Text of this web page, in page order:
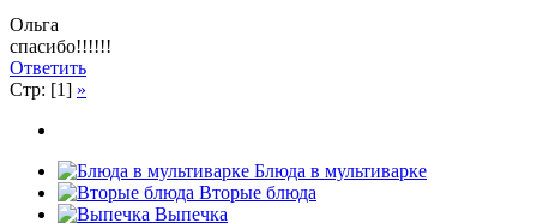
Ольга
спасибо!!!!!!
Ответить
Стр: [1] »
Блюда в мультиварке
Вторые блюда
Выпечка